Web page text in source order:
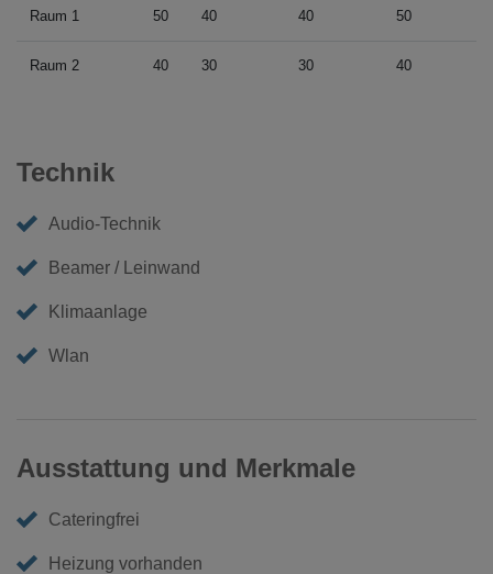
Raum 1 50 40 40 50
Raum 2 40 30 30 40
Technik
Audio-Technik
Beamer / Leinwand
Klimaanlage
Wlan
Ausstattung und Merkmale
Cateringfrei
Heizung vorhanden